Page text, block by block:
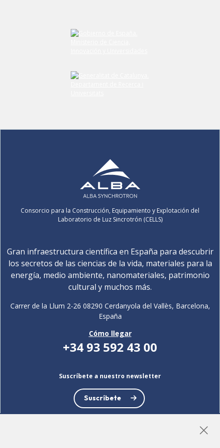
Consorcio para la Construcción, Equipamiento y Explotación del
Laboratorio de Luz Sincrotrón (CELLS)
Gran infraestructura científica en España para descubrir
los secretos de las ciencias de la vida, materiales para la
energía, medio ambiente, nanomateriales, patrimonio
cultural y muchos más.
Carrer de la Llum 2-26 08290 Cerdanyola del Vallès, Barcelona,
España
Cómo llegar
+34 93 592 43 00
Suscríbete a nuestro newsletter
Suscríbete